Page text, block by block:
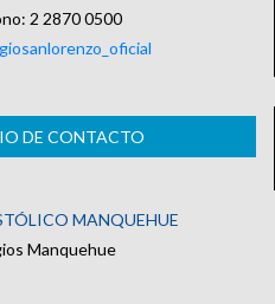
2 2870 0500
DE CONTACTO
MANQUEHUE
Manquehue